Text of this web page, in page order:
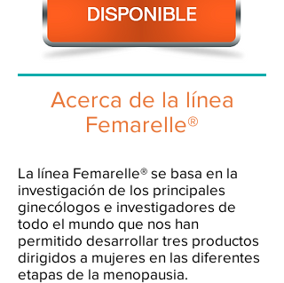
Acerca de la línea
Femarelle®
La línea Femarelle® se basa en la
investigación de los principales
ginecólogos e investigadores de
todo el mundo que nos han
permitido desarrollar tres productos
dirigidos a mujeres en las diferentes
etapas de la menopausia.